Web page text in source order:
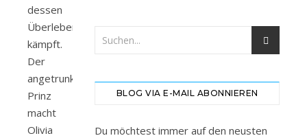
dessen
Überleben
kämpft.
Der
angetrunkene
Prinz
macht
Olivia
BLOG VIA E-MAIL ABONNIEREN
Du möchtest immer auf den neusten